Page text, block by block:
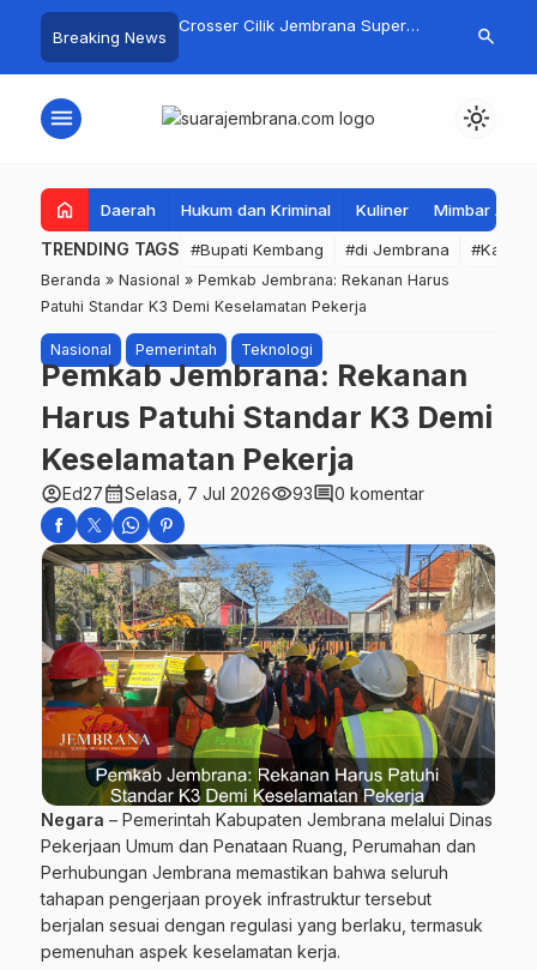
Breaking News
Tenggelam di
Pengambengan
Crosser Cilik Jembrana Super
Motocross 50cc
Jembrana
Mustika Rasa
search
menu light_mode
home Daerah Hukum dan Kriminal Kuliner Mimbar
TRENDING TAGS #Bupati Kembang #di Jembrana
Beranda » Nasional » Pemkab Jembrana: Rekanan Harus
Patuhi Standar K3 Demi Keselamatan Pekerja
Nasional Pemerintah Teknologi
Pemkab Jembrana: Rekanan
Harus Patuhi Standar K3 Demi
Keselamatan Pekerja
account_circleEd27calendar_monthSelasa, 7 Jul 2026visibility93comment0 komentar
Negara – Pemerintah Kabupaten Jembrana melalui Dinas
Pekerjaan Umum dan Penataan Ruang, Perumahan dan
Perhubungan Jembrana memastikan bahwa seluruh
tahapan pengerjaan proyek infrastruktur tersebut
berjalan sesuai dengan regulasi yang berlaku, termasuk
pemenuhan aspek keselamatan kerja.